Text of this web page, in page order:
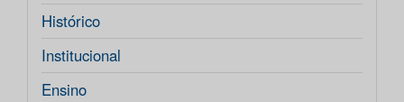
Histórico
Institucional
Ensino